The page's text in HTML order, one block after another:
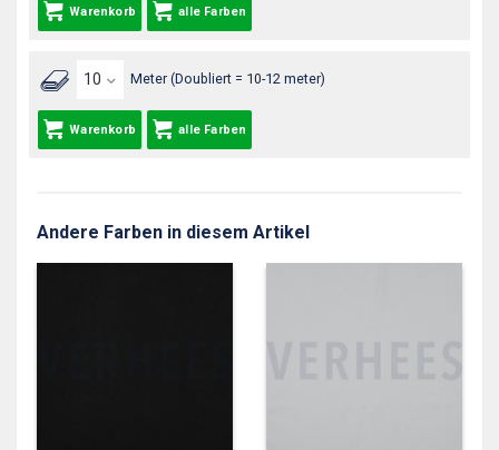
Warenkorb alle Farben
Meter (Doubliert = 10-12 meter)
Warenkorb alle Farben
Andere Farben in diesem Artikel